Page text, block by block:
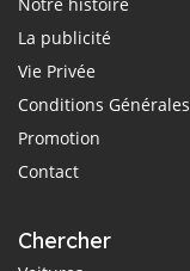
La publicité
Vie Privée
Conditions Générales
Promotion
Contact
Chercher